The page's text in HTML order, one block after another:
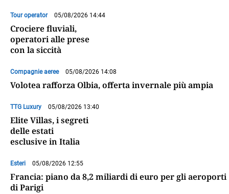
Tour operator 05/08/2026 14:44
Crociere fluviali,
operatori alle prese
con la siccità
Compagnie aeree 05/08/2026 14:08
Volotea rafforza Olbia, offerta invernale più ampia
TTG Luxury 05/08/2026 13:40
Elite Villas, i segreti
delle estati
esclusive in Italia
Esteri 05/08/2026 12:55
Francia: piano da 8,2 miliardi di euro per gli aeroporti
di Parigi